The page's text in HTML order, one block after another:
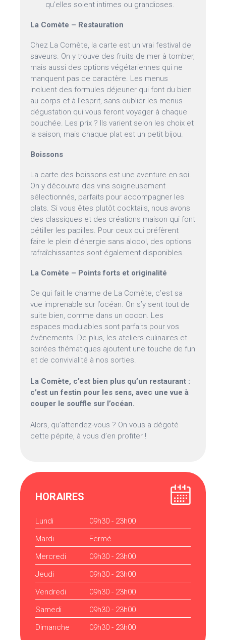
qu’elles soient intimes ou grandioses.
La Comète – Restauration
Chez La Comète, la carte est un vrai festival de
saveurs. On y trouve des fruits de mer à tomber,
mais aussi des options végétariennes qui ne
manquent pas de caractère. Les menus
incluent des formules déjeuner qui font du bien
au corps et à l’esprit, sans oublier les menus
dégustation qui vous feront voyager à chaque
bouchée. Les prix ? Ils varient selon les choix et
la saison, mais chaque plat est un petit bijou.
Boissons
La carte des boissons est une aventure en soi.
On y découvre des vins soigneusement
sélectionnés, parfaits pour accompagner les
plats. Si vous êtes plutôt cocktails, nous avons
des classiques et des créations maison qui font
pétiller les papilles. Pour ceux qui préfèrent
faire le plein d’énergie sans alcool, des options
rafraîchissantes sont également disponibles.
La Comète – Points forts et originalité
Ce qui fait le charme de La Comète, c’est sa
vue imprenable sur l’océan. On s’y sent tout de
suite bien, comme dans un cocon. Les
espaces modulables sont parfaits pour vos
événements. De plus, les ateliers culinaires et
soirées thématiques ajoutent une touche de fun
et de convivialité à nos sorties.
La Comète, c’est bien plus qu’un restaurant :
c’est un festin pour les sens, avec une vue à
couper le souffle sur l’océan.
Alors, qu’attendez-vous ? On vous a dégoté
cette pépite, à vous d’en profiter !
HORAIRES
Lundi
09h30 - 23h00
Mardi
Fermé
Mercredi
09h30 - 23h00
Jeudi
09h30 - 23h00
Vendredi
09h30 - 23h00
Samedi
09h30 - 23h00
Dimanche
09h30 - 23h00